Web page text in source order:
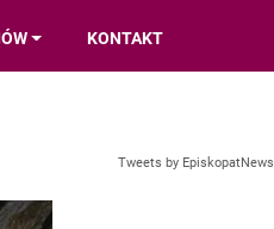
KONTAKT
Tweets by EpiskopatNews